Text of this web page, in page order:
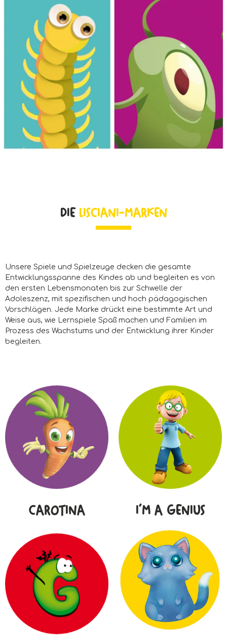
DIE LISCIANI-MARKEN
Unsere Spiele und Spielzeuge decken die gesamte
Entwicklungsspanne des Kindes ab und begleiten es von
den ersten Lebensmonaten bis zur Schwelle der
Adoleszenz, mit spezifischen und hoch pädagogischen
Vorschlägen. Jede Marke drückt eine bestimmte Art und
Weise aus, wie Lernspiele Spaß machen und Familien im
Prozess des Wachstums und der Entwicklung ihrer Kinder
begleiten.
CAROTINA I'M A GENIUS